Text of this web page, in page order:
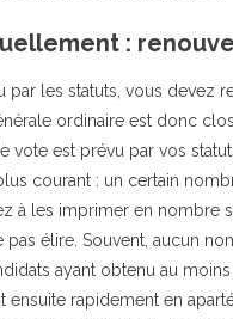
:
par les statuts, vous devez
ordinaire est donc
vote est prévu par vos
courant : un certain
à les imprimer en nombre
pas élire. Souvent, aucun
ayant obtenu au
ensuite rapidement en